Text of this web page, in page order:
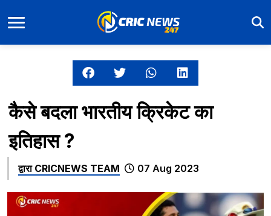
कैसे बदला भारतीय क्रिकेट का
इतिहास ?
द्वारा CRICNEWS TEAM 07 Aug 2023